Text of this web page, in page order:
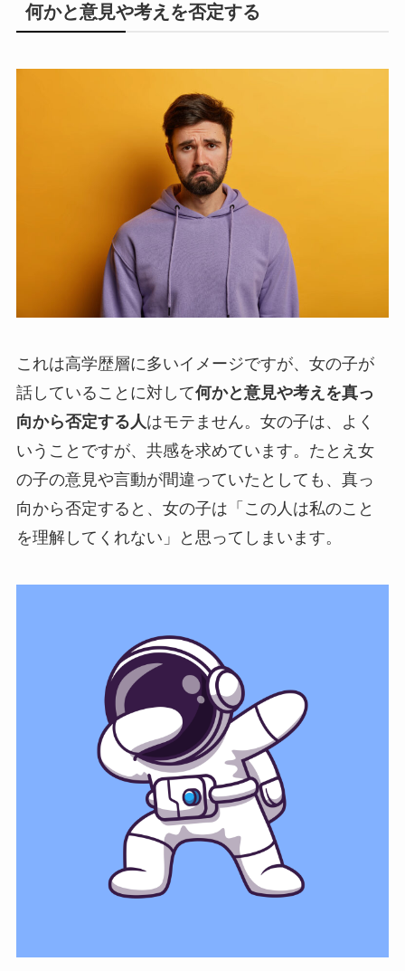
何かと意見や考えを否定する
これは高学歴層に多いイメージですが、女の子が
話していることに対して何かと意見や考えを真っ
向から否定する人はモテません。女の子は、よく
いうことですが、共感を求めています。たとえ女
の子の意見や言動が間違っていたとしても、真っ
向から否定すると、女の子は「この人は私のこと
を理解してくれない」と思ってしまいます。